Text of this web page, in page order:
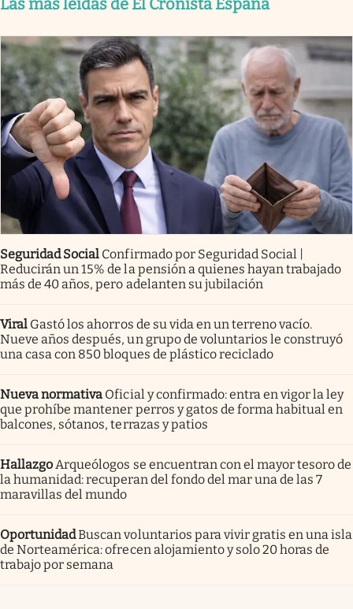
Las más leídas de El Cronista España
Seguridad Social Confirmado por Seguridad Social |
Reducirán un 15% de la pensión a quienes hayan trabajado
más de 40 años, pero adelanten su jubilación
Viral Gastó los ahorros de su vida en un terreno vacío.
Nueve años después, un grupo de voluntarios le construyó
una casa con 850 bloques de plástico reciclado
Nueva normativa Oficial y confirmado: entra en vigor la ley
que prohíbe mantener perros y gatos de forma habitual en
balcones, sótanos, terrazas y patios
Hallazgo Arqueólogos se encuentran con el mayor tesoro de
la humanidad: recuperan del fondo del mar una de las 7
maravillas del mundo
OportunidadBuscan voluntarios para vivir gratis en una isla
de Norteamérica: ofrecen alojamiento y solo 20 horas de
trabajo por semana